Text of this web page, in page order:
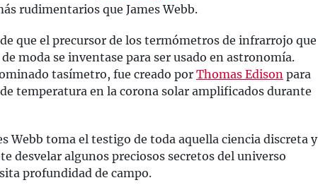
rudimentarios que James Webb.
que el precursor de los termómetros de infrarrojo que
moda se inventase para ser usado en astronomía.
tasímetro, fue creado por Thomas Edison para
temperatura en la corona solar amplificados durante
Webb toma el testigo de toda aquella ciencia discreta y
desvelar algunos preciosos secretos del universo
profundidad de campo.